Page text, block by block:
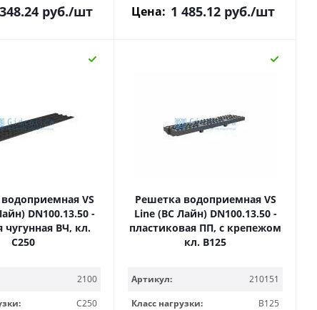
руб./шт Цена: 1 485.12руб./шт
VS
DN100.13.50 -
чугунная ВЧ, кл.
С250
2100
C250
Решетка водоприемная VS
Line (ВС Лайн) DN100.13.50 -
пластиковая ПП, с крепежом
кл. B125
Артикул:
210151
Класс нагрузки:
B125